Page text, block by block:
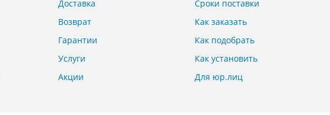
Доставка
Возврат
Гарантии
Услуги
Акции
Сроки поставки
Как заказать
Как подобрать
Как установить
Для юр.лиц